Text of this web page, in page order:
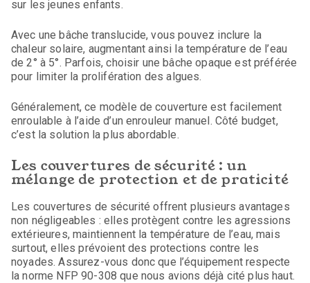
sur les jeunes enfants.
Avec une bâche translucide, vous pouvez inclure la
chaleur solaire, augmentant ainsi la température de l’eau
de 2° à 5°. Parfois, choisir une bâche opaque est préférée
pour limiter la prolifération des algues.
Généralement, ce modèle de couverture est facilement
enroulable à l’aide d’un enrouleur manuel. Côté budget,
c’est la solution la plus abordable.
Les couvertures de sécurité : un
mélange de protection et de praticité
Les couvertures de sécurité offrent plusieurs avantages
non négligeables : elles protègent contre les agressions
extérieures, maintiennent la température de l’eau, mais
surtout, elles prévoient des protections contre les
noyades. Assurez-vous donc que l’équipement respecte
la norme NFP 90-308 que nous avions déjà cité plus haut.